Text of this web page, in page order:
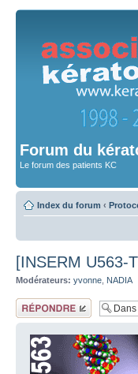
Forum du
Le forum des patients KC
Index du forum ‹
[INSERM U563-
Modérateurs: yvonne NADIA
Répondre